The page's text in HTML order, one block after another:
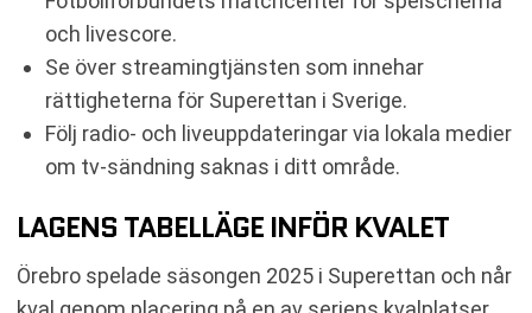
och livescore.
Se över streamingtjänsten som innehar
rättigheterna för Superettan i Sverige.
Följ radio- och liveuppdateringar via lokala medier
om tv-sändning saknas i ditt område.
LAGENS TABELLÄGE INFÖR KVALET
Örebro spelade säsongen 2025 i Superettan och når